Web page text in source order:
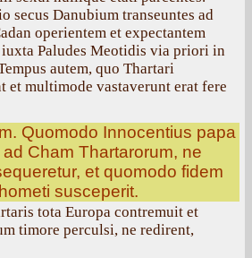
secus Danubium transeuntes ad
operientem et expectantem
iuxta Paludes Meotidis via priori in
autem, quo Thartari
multimode vastaverunt erat fere
Quomodo Innocentius papa
Cham Thartarorum, ne
et quomodo fidem
susceperit.
tota Europa contremuit et
timore perculsi, ne redirent,